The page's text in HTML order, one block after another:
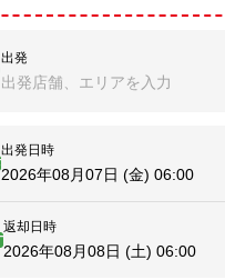
出発
出発店舗、エリアを入力
出発日時
2026年08月07日 (金) 06:00
返却日時
2026年08月08日 (土) 06:00